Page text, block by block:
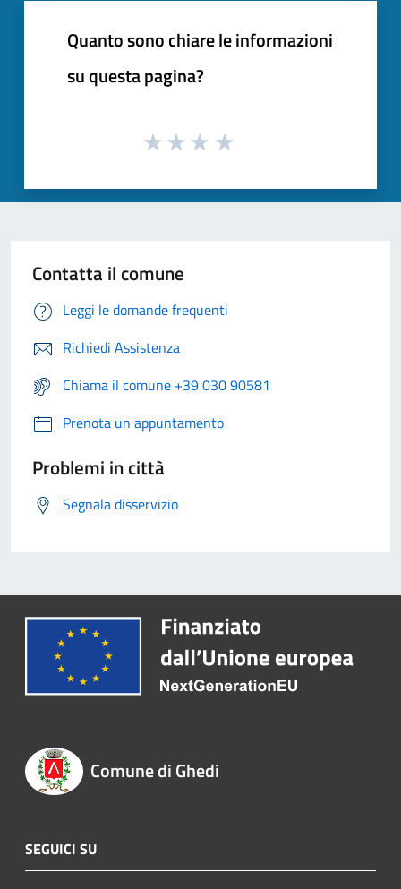
Quanto sono chiare le informazioni
su questa pagina?
Contatta il comune
Leggi le domande frequenti
Richiedi Assistenza
Chiama il comune +39 030 90581
Prenota un appuntamento
Problemi in città
Segnala disservizio
Comune di Ghedi
SEGUICI SU